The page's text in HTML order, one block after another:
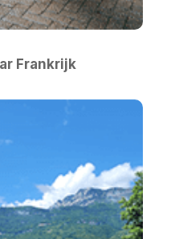
Frankrijk